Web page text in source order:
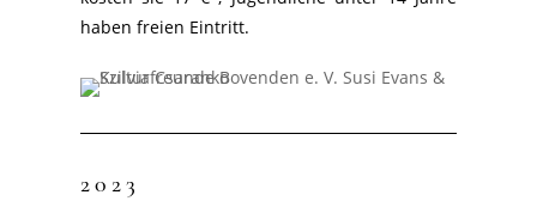
haben freien Eintritt.
2023